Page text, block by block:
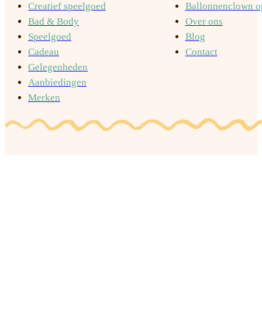
Creatief speelgoed
Bad & Body
Speelgoed
Cadeau
Gelegenheden
Aanbiedingen
Merken
Ballonnenclown
Over ons
Blog
Contact